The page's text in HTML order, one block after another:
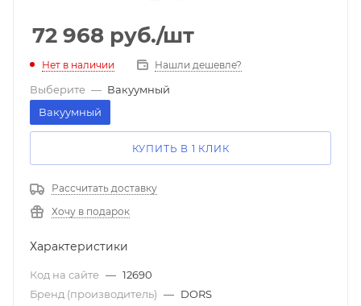
72 968 руб./шт
Нет в наличии Нашли дешевле?
Выберите — Вакуумный
Вакуумный
КУПИТЬ В 1 КЛИК
Рассчитать доставку
Хочу в подарок
Характеристики
Код на сайте — 12690
Бренд (производитель) — DORS